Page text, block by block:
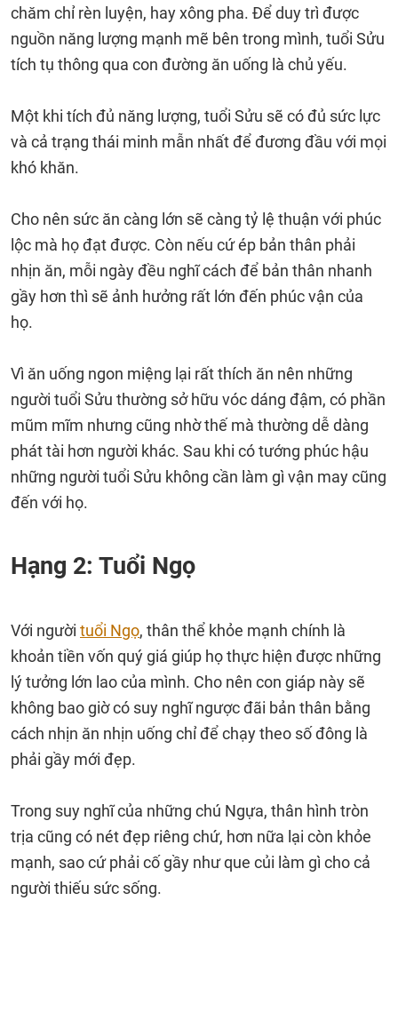
chăm chỉ rèn luyện, hay xông pha. Để duy trì được
nguồn năng lượng mạnh mẽ bên trong mình, tuổi Sửu
tích tụ thông qua con đường ăn uống là chủ yếu.
Một khi tích đủ năng lượng, tuổi Sửu sẽ có đủ sức lực
và cả trạng thái minh mẫn nhất để đương đầu với mọi
khó khăn.
Cho nên sức ăn càng lớn sẽ càng tỷ lệ thuận với phúc
lộc mà họ đạt được. Còn nếu cứ ép bản thân phải
nhịn ăn, mỗi ngày đều nghĩ cách để bản thân nhanh
gầy hơn thì sẽ ảnh hưởng rất lớn đến phúc vận của
họ.
Vì ăn uống ngon miệng lại rất thích ăn nên những
người tuổi Sửu thường sở hữu vóc dáng đậm, có phần
mũm mĩm nhưng cũng nhờ thế mà thường dễ dàng
phát tài hơn người khác. Sau khi có tướng phúc hậu
những người tuổi Sửu không cần làm gì vận may cũng
đến với họ.
Hạng 2: Tuổi Ngọ
Với người tuổi Ngọ, thân thể khỏe mạnh chính là
khoản tiền vốn quý giá giúp họ thực hiện được những
lý tưởng lớn lao của mình. Cho nên con giáp này sẽ
không bao giờ có suy nghĩ ngược đãi bản thân bằng
cách nhịn ăn nhịn uống chỉ để chạy theo số đông là
phải gầy mới đẹp.
Trong suy nghĩ của những chú Ngựa, thân hình tròn
trịa cũng có nét đẹp riêng chứ, hơn nữa lại còn khỏe
mạnh, sao cứ phải cố gầy như que củi làm gì cho cả
người thiếu sức sống.